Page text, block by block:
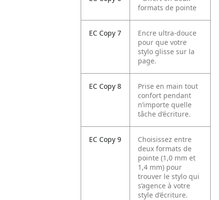
formats de pointe
EC Copy 7
Encre ultra-douce
pour que votre
stylo glisse sur la
page.
EC Copy 8
Prise en main tout
confort pendant
n’importe quelle
tâche d’écriture.
EC Copy 9
Choisissez entre
deux formats de
pointe (1,0 mm et
1,4 mm) pour
trouver le stylo qui
s’agence à votre
style d’écriture.